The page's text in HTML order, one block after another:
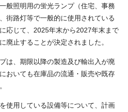
般照明用の蛍光ランプ（住宅、事務
街路灯等で一般的に使用されている
応じて、2025年末から2027年末まで
廃止することが決定されました。
は、期限以降の製造及び輸出入が廃
おいても在庫品の流通・販売や既存
使用している設備等について、計画